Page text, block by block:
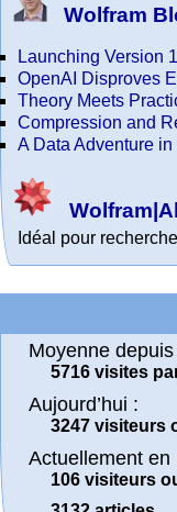
Wolfram
Launching Version
OpenAI Disproves
Theory Meets
Compression and
A Data Adventure in
Idéal pour
Moyenne
5716 visites
Aujourd’hui :
3247 visiteurs
Actuellement en
106 visiteurs